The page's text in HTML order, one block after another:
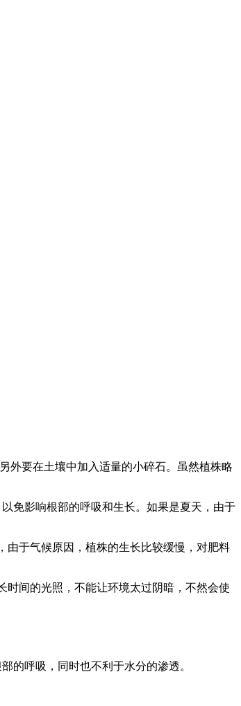
外要在土壤中加入适量的小碎石。虽然植株略
免影响根部的呼吸和生长。如果是夏天，由于
由于气候原因，植株的生长比较缓慢，对肥料
时间的光照，不能让环境太过阴暗，不然会使
的呼吸，同时也不利于水分的渗透。